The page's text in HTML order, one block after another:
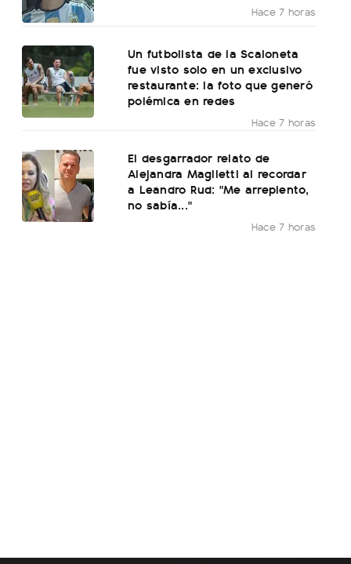
Hace 7 horas
Un futbolista de la Scaloneta
fue visto solo en un exclusivo
restaurante: la foto que generó
polémica en redes
Hace 7 horas
El desgarrador relato de
Alejandra Maglietti al recordar
a Leandro Rud: "Me arrepiento,
no sabía..."
Hace 7 horas